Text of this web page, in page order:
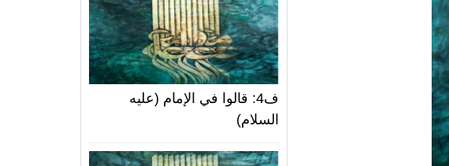
ف4: قالوا في الإمام (عليه
السلام)